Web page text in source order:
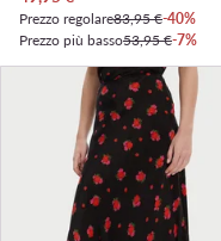
Prezzo regolare83,95 €-40%
Prezzo più basso53,95 €-7%